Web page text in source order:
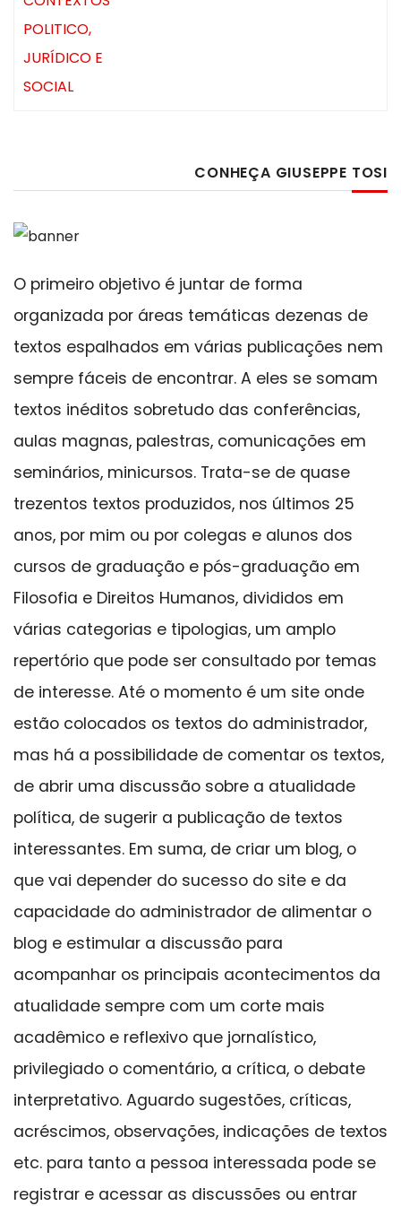
CONHEÇA GIUSEPPE TOSI
O primeiro objetivo é juntar de forma
organizada por áreas temáticas dezenas de
textos espalhados em várias publicações nem
sempre fáceis de encontrar. A eles se somam
textos inéditos sobretudo das conferências,
aulas magnas, palestras, comunicações em
seminários, minicursos. Trata-se de quase
trezentos textos produzidos, nos últimos 25
anos, por mim ou por colegas e alunos dos
cursos de graduação e pós-graduação em
Filosofia e Direitos Humanos, divididos em
várias categorias e tipologias, um amplo
repertório que pode ser consultado por temas
de interesse. Até o momento é um site onde
estão colocados os textos do administrador,
mas há a possibilidade de comentar os textos,
de abrir uma discussão sobre a atualidade
política, de sugerir a publicação de textos
interessantes. Em suma, de criar um blog, o
que vai depender do sucesso do site e da
capacidade do administrador de alimentar o
blog e estimular a discussão para
acompanhar os principais acontecimentos da
atualidade sempre com um corte mais
acadêmico e reflexivo que jornalístico,
privilegiado o comentário, a crítica, o debate
interpretativo. Aguardo sugestões, críticas,
acréscimos, observações, indicações de textos
etc. para tanto a pessoa interessada pode se
registrar e acessar as discussões ou entrar